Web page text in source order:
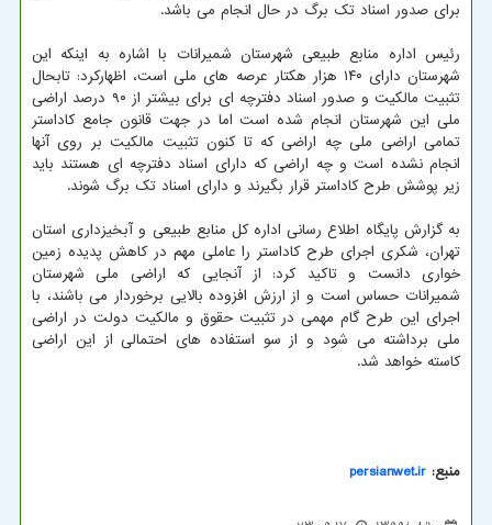
برای صدور اسناد تک برگ در حال انجام می باشد.
رئیس اداره منابع طبیعی شهرستان شمیرانات با اشاره به اینکه این
شهرستان دارای ۱۴۰ هزار هکتار عرصه های ملی است، اظهارکرد: تابحال
تثبیت مالکیت و صدور اسناد دفترچه ای برای بیشتر از ۹۰ درصد اراضی
ملی این شهرستان انجام شده است اما در جهت قانون جامع کاداستر
تمامی اراضی ملی چه اراضی که تا کنون تثبیت مالکیت بر روی آنها
انجام نشده است و چه اراضی که دارای اسناد دفترچه ای هستند باید
زیر پوشش طرح کاداستر قرار بگیرند و دارای اسناد تک برگ شوند.
به گزارش پایگاه اطلاع رسانی اداره کل منابع طبیعی و آبخیزداری استان
تهران، شکری اجرای طرح کاداستر را عاملی مهم در کاهش پدیده زمین
خواری دانست و تاکید کرد: از آنجایی که اراضی ملی شهرستان
شمیرانات حساس است و از ارزش افزوده بالایی برخوردار می باشند، با
اجرای این طرح گام مهمی در تثبیت حقوق و مالکیت دولت در اراضی
ملی برداشته می شود و از سو استفاده های احتمالی از این اراضی
کاسته خواهد شد.
منبع: persianwet.ir